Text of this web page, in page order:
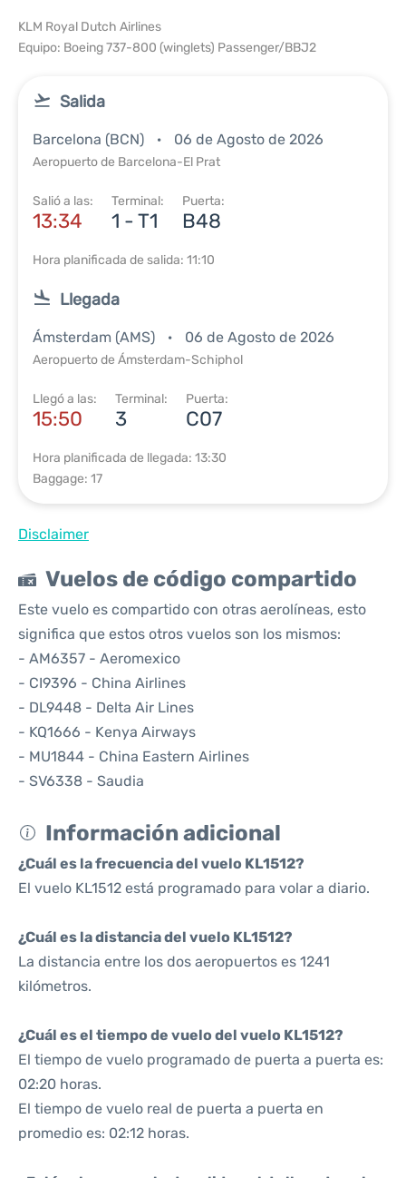
KLM Royal Dutch Airlines
Equipo: Boeing 737-800 (winglets) Passenger/BBJ2
Salida
Barcelona (BCN) 06 de Agosto de 2026
Aeropuerto de Barcelona-El Prat
Salió a las:
13:34
Terminal:
1 - T1
Puerta:
B48
Hora planificada de salida: 11:10
Llegada
Ámsterdam (AMS) 06 de Agosto de 2026
Aeropuerto de Ámsterdam-Schiphol
Llegó a las:
15:50
Terminal:
3
Puerta:
C07
Hora planificada de llegada: 13:30
Baggage: 17
Disclaimer
Vuelos de código compartido
Este vuelo es compartido con otras aerolíneas, esto
significa que estos otros vuelos son los mismos:
- AM6357 - Aeromexico
- CI9396 - China Airlines
- DL9448 - Delta Air Lines
- KQ1666 - Kenya Airways
- MU1844 - China Eastern Airlines
- SV6338 - Saudia
Información adicional
¿Cuál es la frecuencia del vuelo KL1512?
El vuelo KL1512 está programado para volar a diario.
¿Cuál es la distancia del vuelo KL1512?
La distancia entre los dos aeropuertos es 1241
kilómetros.
¿Cuál es el tiempo de vuelo del vuelo KL1512?
El tiempo de vuelo programado de puerta a puerta es:
02:20 horas.
El tiempo de vuelo real de puerta a puerta en
promedio es: 02:12 horas.